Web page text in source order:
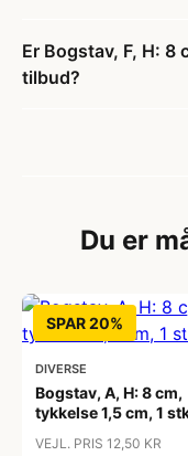
Er Bogstav, F, H: 8
tilbud?
Du er
SPAR 20%
DIVERSE
Bogstav, A, H: 8 cm,
tykkelse 1,5 cm, 1
VEJL. PRIS 12,50 KR